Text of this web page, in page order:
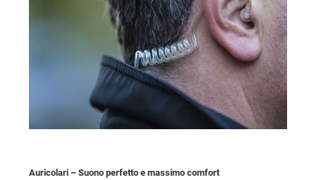
Auricolari – Suono perfetto e massimo comfort